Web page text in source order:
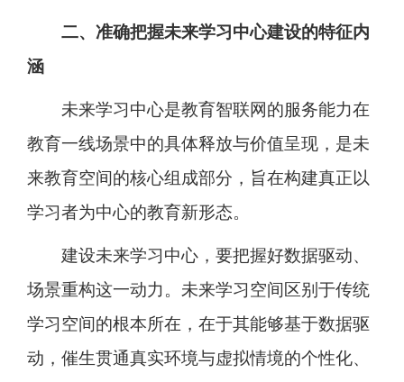
二、准确把握未来学习中心建设的特征内
涵
未来学习中心是教育智联网的服务能力在
教育一线场景中的具体释放与价值呈现，是未
来教育空间的核心组成部分，旨在构建真正以
学习者为中心的教育新形态。
建设未来学习中心，要把握好数据驱动、
场景重构这一动力。未来学习空间区别于传统
学习空间的根本所在，在于其能够基于数据驱
动，催生贯通真实环境与虚拟情境的个性化、